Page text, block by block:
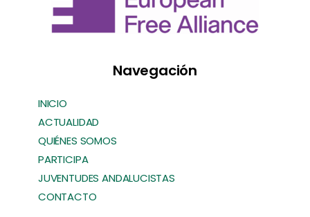
Navegación
INICIO
ACTUALIDAD
QUIÉNES SOMOS
PARTICIPA
JUVENTUDES ANDALUCISTAS
CONTACTO